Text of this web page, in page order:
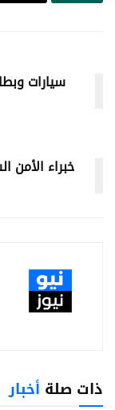
سيارات
خبراء الأمن
ذات صلة أخبار